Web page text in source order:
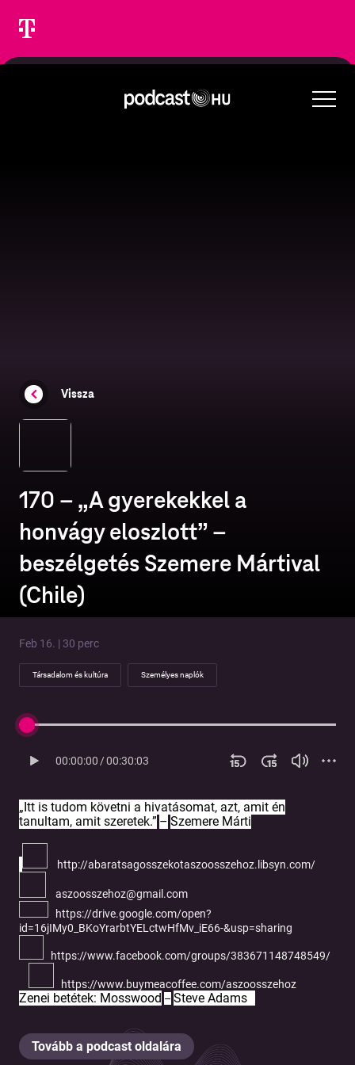
Vissza
170 – „A gyerekekkel a
honvágy eloszlott” –
beszélgetés Szemere Mártival
(Chile)
Feb 16. | 30 perc
Társadalom és kultúra Személyes naplók
00:00:00 /00:30:03
„Itt is tudom követni a hivatásomat, azt, amit én
tanultam, amit szeretek.” – Szemere Márti
http://abaratsagosszekotaszoosszehoz.libsyn.com/
aszoosszehoz@gmail.com
https://drive.google.com/open?
id=16jIMy0_BKoYrarbtYELctwHfMv_iE66-&usp=sharing
https://www.facebook.com/groups/383671148748549/
https://www.buymeacoffee.com/aszoosszehoz
Zenei betétek: Mosswood – Steve Adams
Tovább a podcast oldalára